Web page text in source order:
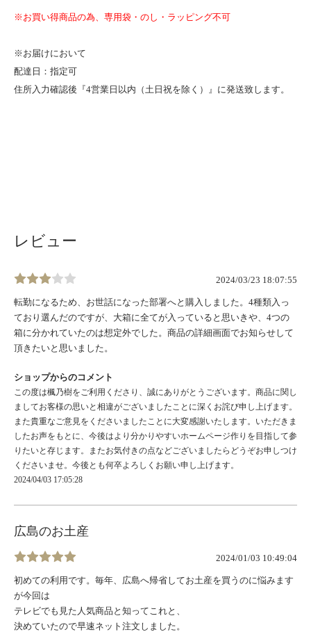
※お買い得商品の為、専用袋・のし・ラッピング不可
※お届けにおいて
配達日：指定可
住所入力確認後『4営業日以内（土日祝を除く）』に発送致します。
レビュー
2024/03/23 18:07:55
転勤になるため、お世話になった部署へと購入しました。4種類入っ
ており選んだのですが、大箱に全てが入っていると思いきや、4つの
箱に分かれていたのは想定外でした。商品の詳細画面でお知らせして
頂きたいと思いました。
ショップからのコメント
この度は楓乃樹をご利用くださり、誠にありがとうございます。商品に関し
ましてお客様の思いと相違がございましたことに深くお詫び申し上げます。
また貴重なご意見をくださいましたことに大変感謝いたします。いただきま
したお声をもとに、今後はより分かりやすいホームページ作りを目指して参
りたいと存じます。またお気付きの点などございましたらどうぞお申しつけ
くださいませ。今後とも何卒よろしくお願い申し上げます。
2024/04/03 17:05:28
広島のお土産
2024/01/03 10:49:04
初めての利用です。毎年、広島へ帰省してお土産を買うのに悩みます
が今回は
テレビでも見た人気商品と知ってこれと、
決めていたので早速ネット注文しました。